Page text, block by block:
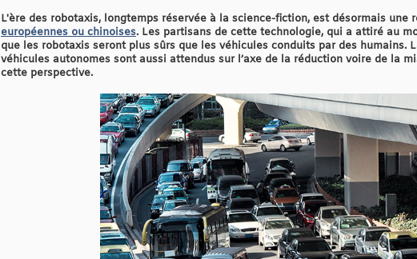
L'ère des robotaxis, longtemps réservée à la science-fiction, est désormais une
européennes ou chinoises. Les partisans de cette technologie, qui a attiré au
que les robotaxis seront plus sûrs que les véhicules conduits par des humains.
véhicules autonomes sont aussi attendus sur l’axe de la réduction voire de la
cette perspective.